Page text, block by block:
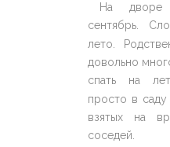
На дворе
сентябрь.
лето.
довольно
спать на
просто в саду
взятых на